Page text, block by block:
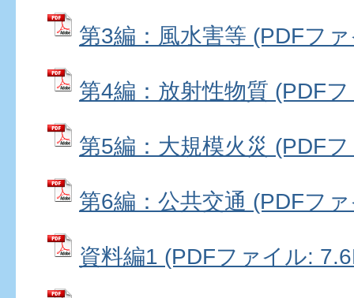
第3編：風水害等 (PDFフ
第4編：放射性物質 (PDF
第5編：大規模火災 (PDF
第6編：公共交通 (PDFフ
資料編1 (PDFファイル: